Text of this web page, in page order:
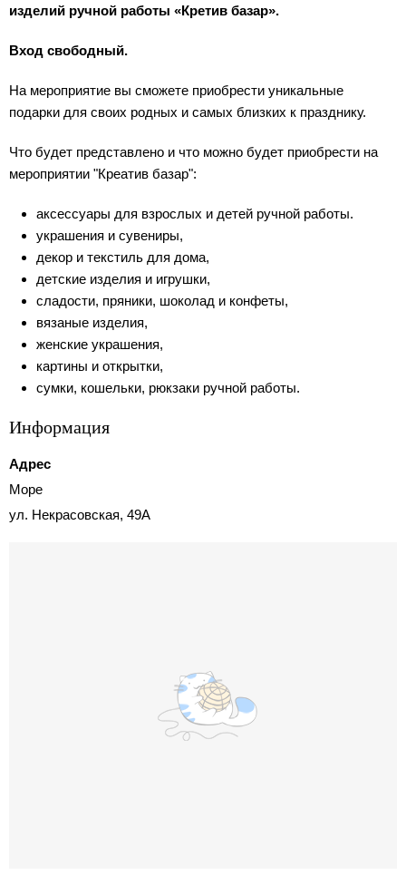
изделий ручной работы «Кретив базар».
Вход свободный.
На мероприятие вы сможете приобрести уникальные
подарки для своих родных и самых близких к празднику.
Что будет представлено и что можно будет приобрести на
мероприятии "Креатив базар":
аксессуары для взрослых и детей ручной работы.
украшения и сувениры,
декор и текстиль для дома,
детские изделия и игрушки,
сладости, пряники, шоколад и конфеты,
вязаные изделия,
женские украшения,
картины и открытки,
сумки, кошельки, рюкзаки ручной работы.
Информация
Адрес
Море
ул. Некрасовская, 49А